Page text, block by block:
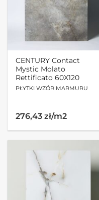
CENTURY Contact
Mystic Molato
Rettificato 60X120
PŁYTKI WZÓR MARMURU
276,43 zł/m2